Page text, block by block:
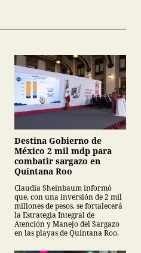
Destina Gobierno de
México 2 mil mdp para
combatir sargazo en
Quintana Roo
Claudia Sheinbaum informó
que, con una inversión de 2 mil
millones de pesos, se fortalecerá
la Estrategia Integral de
Atención y Manejo del Sargazo
en las playas de Quintana Roo.